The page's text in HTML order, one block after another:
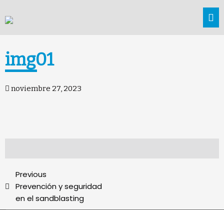
img01
noviembre 27, 2023
Previous
Prevención y seguridad
en el sandblasting